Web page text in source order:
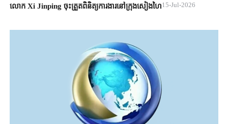
លោក Xi Jinping ចុះត្រួតពិនិត្យការងារនៅក្រុងសៀងហៃ15-Jul-2026